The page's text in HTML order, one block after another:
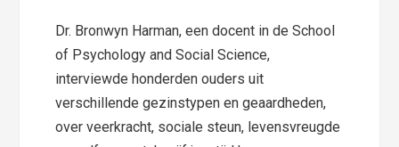
Dr. Bronwyn Harman, een docent in de School
of Psychology and Social Science,
interviewde honderden ouders uit
verschillende gezinstypen en geaardheden,
over veerkracht, sociale steun, levensvreugde